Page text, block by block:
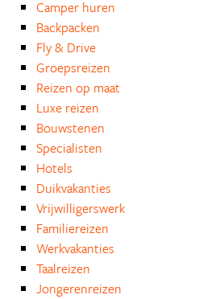
Camper huren
Backpacken
Fly & Drive
Groepsreizen
Reizen op maat
Luxe reizen
Bouwstenen
Specialisten
Hotels
Duikvakanties
Vrijwilligerswerk
Familiereizen
Werkvakanties
Taalreizen
Jongerenreizen